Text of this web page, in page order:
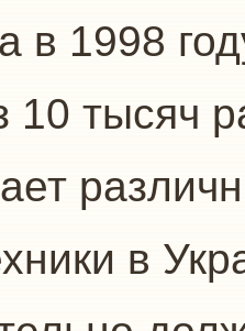
в 1998
10 тысяч
в